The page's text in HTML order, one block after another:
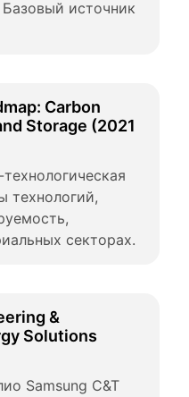
источник
Carbon
Storage (2021
технологий,
секторах.
&
Solutions
Samsung C&T